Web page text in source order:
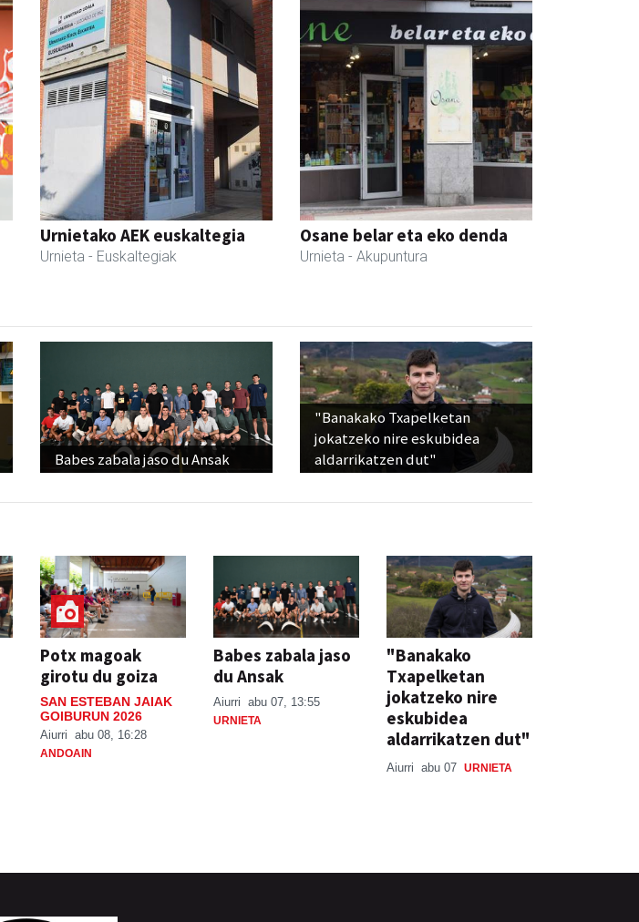
Urnietako AEK euskaltegia
Urnieta - Euskaltegiak
Osane belar eta eko denda
Urnieta - Akupuntura
Babes zabala jaso du Ansak
"Banakako Txapelketan
jokatzeko nire eskubidea
aldarrikatzen dut"
Potx magoak
girotu du goiza
SAN ESTEBAN JAIAK
GOIBURUN 2026
Aiurri abu 08, 16:28
ANDOAIN
Babes zabala jaso
du Ansak
Aiurri abu 07, 13:55
URNIETA
"Banakako
Txapelketan
jokatzeko nire
eskubidea
aldarrikatzen dut"
Aiurri abu 07 URNIETA